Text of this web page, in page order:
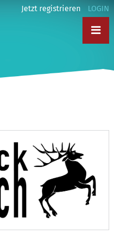
Jetzt registrieren LOGIN